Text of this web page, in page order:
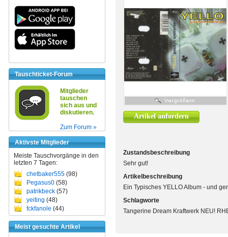
Tauschticket-Forum
Mitglieder
tauschen
sich aus und
diskutieren.
Zum Forum »
Aktivste Mitglieder
Meiste Tauschvorgänge in den
letzten 7 Tagen:
chetbaker555 (98)
Pegasus0 (58)
patrikbeck (57)
yeiting (48)
fckfanole (44)
Meist gesuchte Artikel
Artikel anfordern
Zustandsbeschreibung
Sehr gut!
Artikelbeschreibung
Ein Typisches YELLO Album - und
Schlagworte
Tangerine Dream Kraftwerk NEU!